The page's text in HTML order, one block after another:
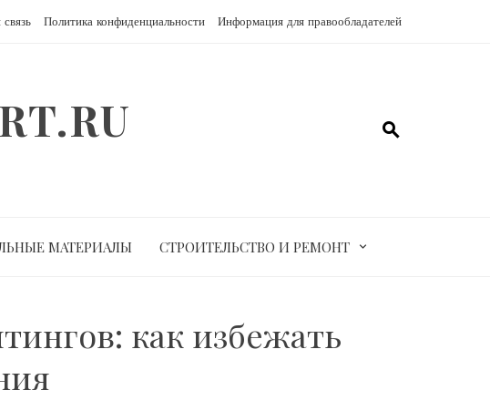
Политика конфиденциальности Информация для правообладателей
МАТЕРИАЛЫ СТРОИТЕЛЬСТВО И РЕМОНТ
как избежать